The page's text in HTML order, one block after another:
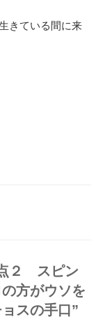
きている間に来
２ スピン
方がウソを
スの手口”